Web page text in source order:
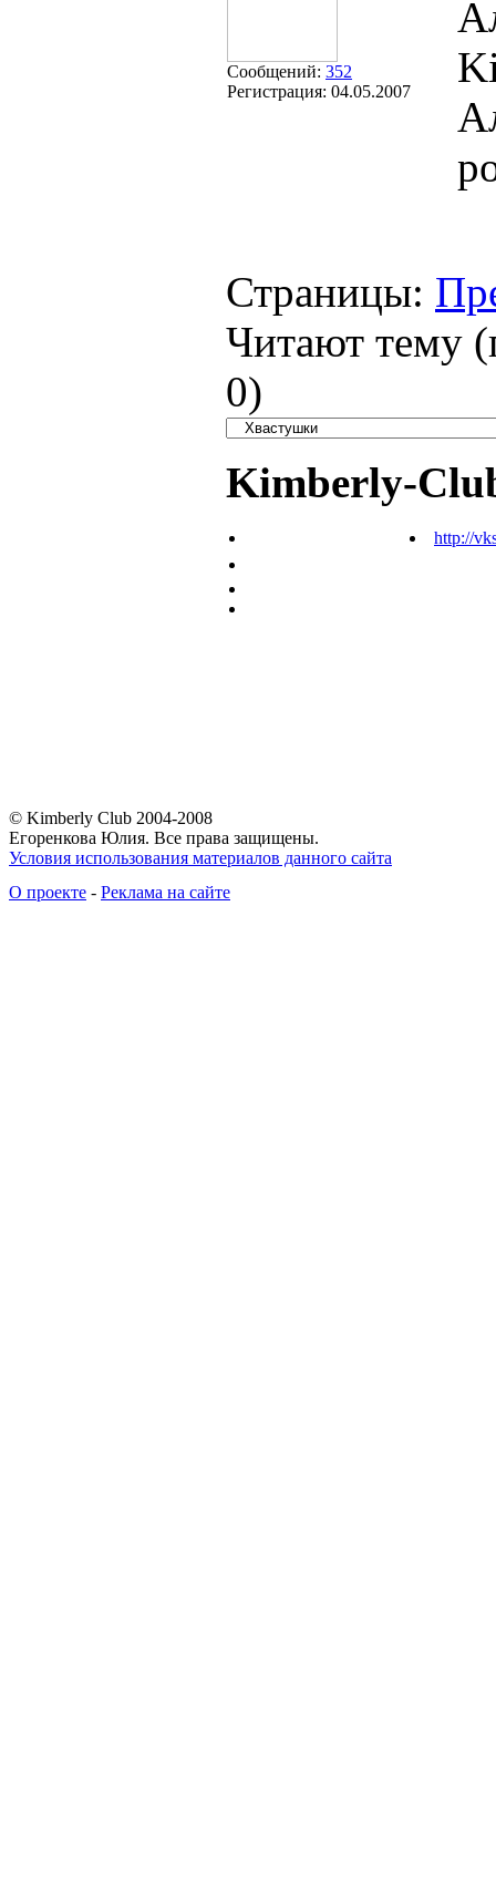
Сообщений: 352
Регистрация: 04.05.2007
Страницы:
Читают тему
0)
Kimberly-
http://
© Kimberly Club 2004-2008
Егоренкова Юлия. Все права защищены.
Условия использования материалов данного сайта
О проекте - Реклама на сайте